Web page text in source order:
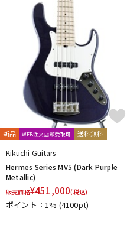
新品 WEB注文店頭受取可 送料無料
Kikuchi Guitars
Hermes Series MV5 (Dark Purple
Metallic)
販売価格¥451,000(税込)
ポイント：1% (4100pt)